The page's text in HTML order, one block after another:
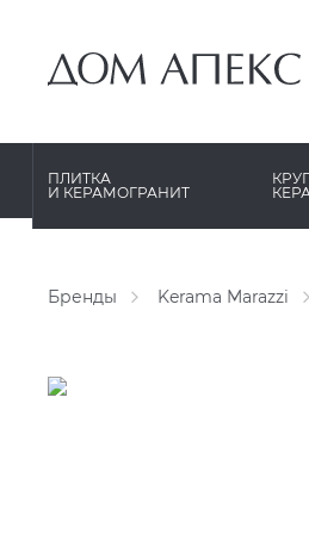
ПЛИТКА
И КЕРАМОГРАНИТ
PORCELANOSA
УРАЛЬСКИЙ ГРАНИТ
Бренды Kerama Marazzi